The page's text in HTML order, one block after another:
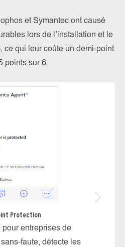
et Symantec ont causé
lors de l’installation et le
ce qui leur coûte un demi-point
points sur 6.
Protection
pour entreprises de
faute, détecte les